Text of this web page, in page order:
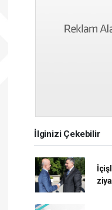
İlginizi Çekebilir